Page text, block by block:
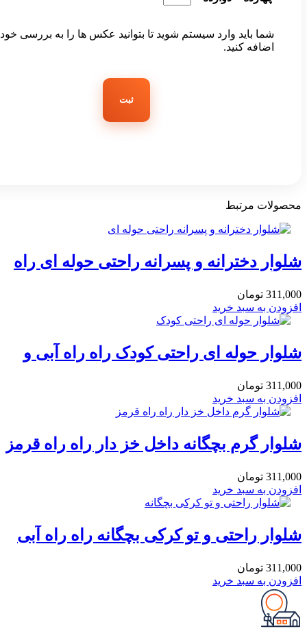
شما باید وارد سیستم شوید تا بتوانید عکس ها را به بررسی خود
اضافه کنید.
محصولات مرتبط
شلوار دخترانه و پسرانه راحتی حوله ای راه
311,000 تومان
افزودن به سبد خرید
شلوار حوله ای راحتی کودک راه راه آبی و
311,000 تومان
افزودن به سبد خرید
شلوار گرم بچگانه داخل خز دار راه راه قرمز
311,000 تومان
افزودن به سبد خرید
شلوار راحتی و تو کرکی بچگانه راه راه آبی
311,000 تومان
افزودن به سبد خرید